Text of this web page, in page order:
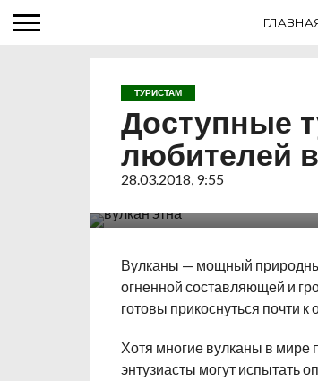
ТУРИСТАМ
Доступные
любителей
28.03.2018, 9:55
Вулканы — мощный
огненной составляющей и
готовы прикоснуться почти
Хотя многие вулканы в мире
энтузиасты могут испытать